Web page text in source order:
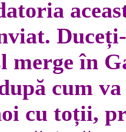
merge în
cum va
cu toții,